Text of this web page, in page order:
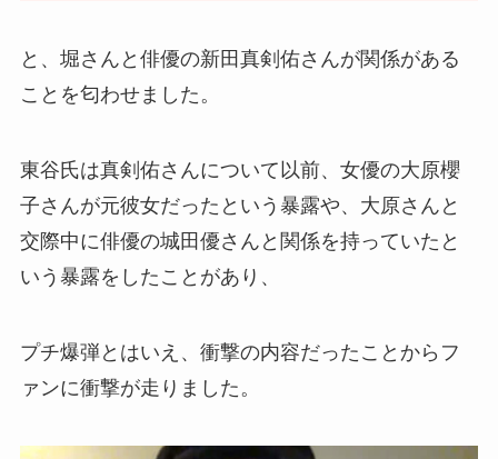
と、堀さんと俳優の新田真剣佑さんが関係がある
ことを匂わせました。
東谷氏は真剣佑さんについて以前、女優の大原櫻
子さんが元彼女だったという暴露や、大原さんと
交際中に俳優の城田優さんと関係を持っていたと
いう暴露をしたことがあり、
プチ爆弾とはいえ、衝撃の内容だったことからフ
ァンに衝撃が走りました。